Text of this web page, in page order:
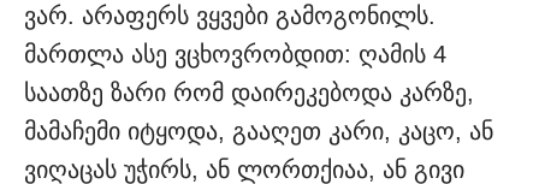
ვარ. არაფერს ვყვები გამოგონილს.
მართლა ასე ვცხოვრობდით: ღამის 4
საათზე ზარი რომ დაირეკებოდა კარზე,
მამაჩემი იტყოდა, გააღეთ კარი, კაცო, ან
ვიღაცას უჭირს, ან ლორთქიაა, ან გივი